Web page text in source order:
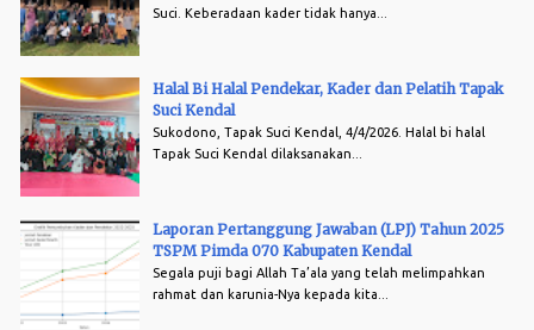
Suci. Keberadaan kader tidak hanya...
Halal Bi Halal Pendekar, Kader dan Pelatih Tapak
Suci Kendal
Sukodono, Tapak Suci Kendal, 4/4/2026. Halal bi halal
Tapak Suci Kendal dilaksanakan...
Laporan Pertanggung Jawaban (LPJ) Tahun 2025
TSPM Pimda 070 Kabupaten Kendal
Segala puji bagi Allah Ta’ala yang telah melimpahkan
rahmat dan karunia-Nya kepada kita...